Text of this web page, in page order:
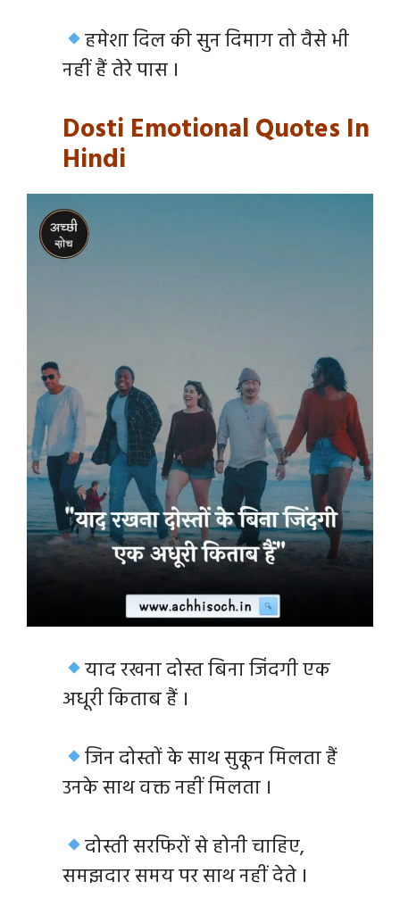
हमेशा दिल की सुन दिमाग तो वैसे भी
नहीं हैं तेरे पास ।
Dosti Emotional Quotes In
Hindi
याद रखना दोस्त बिना जिंदगी एक
अधूरी किताब हैं ।
जिन दोस्तों के साथ सुकून मिलता हैं
उनके साथ वक्त नहीं मिलता ।
दोस्ती सरफिरों से होनी चाहिए,
समझदार समय पर साथ नहीं देते ।